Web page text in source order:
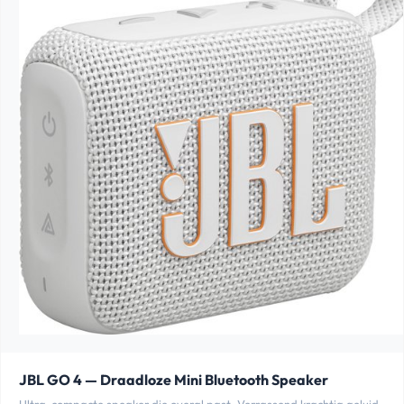
JBL GO 4 — Draadloze Mini Bluetooth Speaker